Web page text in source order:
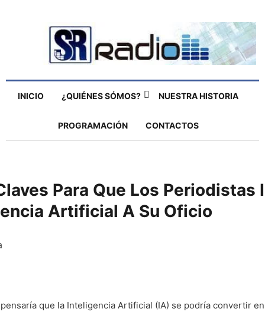
INICIO ¿QUIÉNES SÓMOS? NUESTRA HISTORIA
PROGRAMACIÓN CONTACTOS
Para Que Los Periodistas
Artificial A Su Oficio
que la Inteligencia Artificial (IA) se podría convertir en